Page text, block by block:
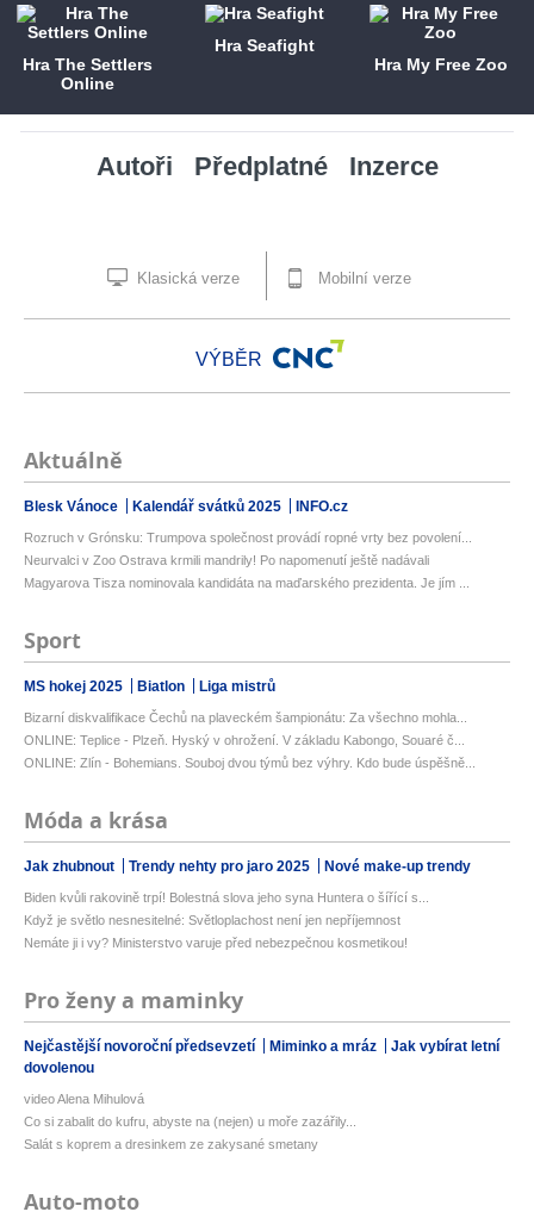
Hra The Settlers
Online
Hra Seafight
Hra My Free Zoo
Autoři Předplatné Inzerce
Klasická verze Mobilní verze
VÝBĚR
Aktuálně
Blesk Vánoce Kalendář svátků 2025 INFO.cz
Rozruch v Grónsku: Trumpova společnost provádí ropné vrty bez povolení...
Neurvalci v Zoo Ostrava krmili mandrily! Po napomenutí ještě nadávali
Magyarova Tisza nominovala kandidáta na maďarského prezidenta. Je jím ...
Sport
MS hokej 2025 Biatlon Liga mistrů
Bizarní diskvalifikace Čechů na plaveckém šampionátu: Za všechno mohla...
ONLINE: Teplice - Plzeň. Hyský v ohrožení. V základu Kabongo, Souaré č...
ONLINE: Zlín - Bohemians. Souboj dvou týmů bez výhry. Kdo bude úspěšně...
Móda a krása
Jak zhubnout Trendy nehty pro jaro 2025 Nové make-up trendy
Biden kvůli rakovině trpí! Bolestná slova jeho syna Huntera o šířící s...
Když je světlo nesnesitelné: Světloplachost není jen nepříjemnost
Nemáte ji i vy? Ministerstvo varuje před nebezpečnou kosmetikou!
Pro ženy a maminky
Nejčastější novoroční předsevzetí Miminko a mráz
Jak vybírat letní
dovolenou
video Alena Mihulová
Co si zabalit do kufru, abyste na (nejen) u moře zazářily...
Salát s koprem a dresinkem ze zakysané smetany
Auto-moto